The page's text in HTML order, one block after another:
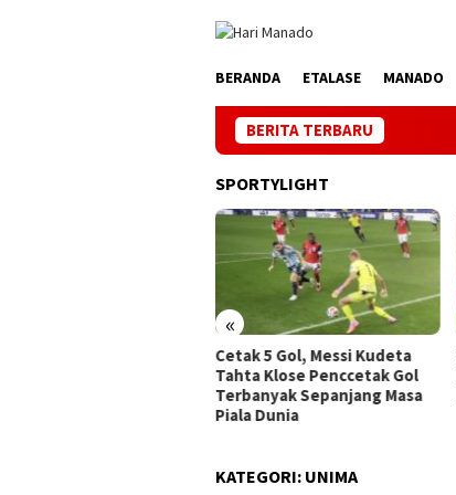
BERANDA ETALASE MANADO
BERITA TERBARU
SPORTYLIGHT
«
Dua Negara Sudah Tamat di
Piala Dunia 2026, Satu Eks
Juara 3 Edisi 2002
KATEGORI: UNIMA